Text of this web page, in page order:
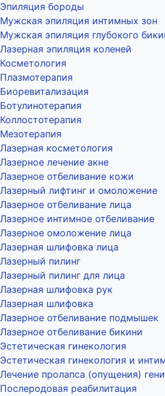
Эпиляция бороды
Мужская эпиляция интимных зон
Мужская эпиляция глубокого
Лазерная эпиляция коленей
Косметология
Плазмотерапия
Биоревитализация
Ботулинотерапия
Коллостотерапия
Мезотерапия
Лазерная косметология
Лазерное лечение акне
Лазерное отбеливание кожи
Лазерный лифтинг и омоложение
Лазерное отбеливание лица
Лазерное интимное отбеливание
Лазерное омоложение лица
Лазерная шлифовка лица
Лазерный пилинг
Лазерный пилинг для лица
Лазерная шлифовка рук
Лазерная шлифовка
Лазерное отбеливание подмышек
Лазерное отбеливание бикини
Эстетическая гинекология
Эстетическая гинекология и
Лечение пролапса (опущения)
Послеродовая реабилитация